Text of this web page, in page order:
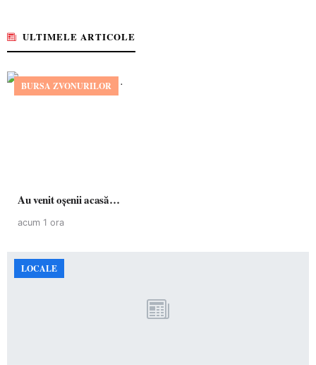
ULTIMELE ARTICOLE
BURSA ZVONURILOR
Au venit oșenii acasă…
acum 1 ora
LOCALE